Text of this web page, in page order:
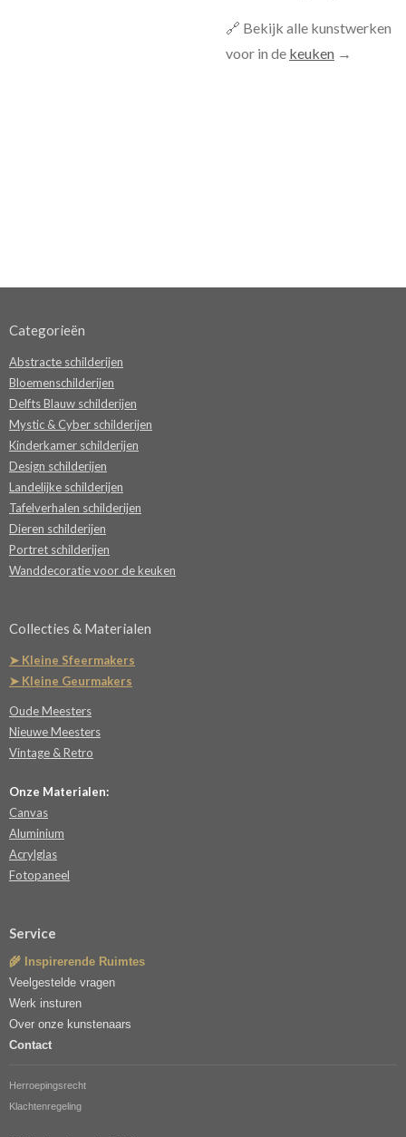
🔗 Bekijk alle kunstwerken
voor in de keuken →
Categorieën
Abstracte schilderijen
Bloemenschilderijen
Delfts Blauw schilderijen
Mystic & Cyber schilderijen
Kinderkamer schilderijen
Design schilderijen
Landelijke schilderijen
Tafelverhalen schilderijen
Dieren schilderijen
Portret schilderijen
Wanddecoratie voor de keuken
Collecties & Materialen
➤ Kleine Sfeermakers
➤ Kleine Geurmakers
Oude Meesters
Nieuwe Meesters
Vintage & Retro
Onze Materialen:
Canvas
Aluminium
Acrylglas
Fotopaneel
Service
🌾 Inspirerende Ruimtes
Veelgestelde vragen
Werk insturen
Over onze kunstenaars
Contact
Herroepingsrecht
Klachtenregeling